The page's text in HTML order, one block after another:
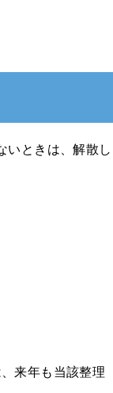
いときは、解散し
来年も当該整理